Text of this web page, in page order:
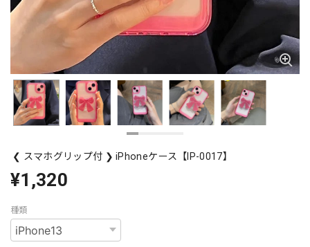
❮ スマホグリップ付 ❯ iPhoneケース【IP-0017】
¥1,320
種類